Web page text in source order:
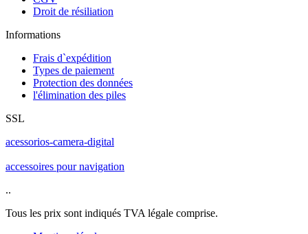
Droit de résiliation
Informations
Frais d`expédition
Types de paiement
Protection des données
l'élimination des piles
SSL
acessorios-camera-digital
accessoires pour navigation
..
Tous les prix sont indiqués TVA légale comprise.